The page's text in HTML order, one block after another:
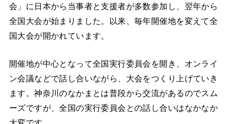
会」に日本から当事者と支援者が多数参加し、翌年から
全国大会が始まりました。以来、毎年開催地を変えて全
国大会が開かれています。
開催地が中心となって全国実行委員会を開き、オンライ
ン会議などで話し合いながら、大会をつくり上げていき
ます。神奈川のなかまとは普段から交流があるのでスム
ーズですが、全国の実行委員会との話し合いはなかなか